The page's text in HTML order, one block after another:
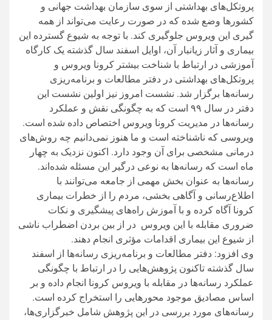
پروتکل‌های بهداشتی از سوی سازمان بهداشت جهانی و
کشورها وضع شده که در صورت رعایت می‌تواند از همه
گیری این ویروس جلوگیری کند. با توجه به شیوع گسترده این
بیماری و آثار زیانبار آن، اوایل اسفند سال گذشته یک کارگاه
آموزشی در ارتباط با شناخت بیشتر کرونا ویروس و
پروتکل‌های بهداشتی در دفتر مطالعات و برنامه‌ریزی
رسانه‌ها برگزار شد. نشست امروز نیز اولین نشست این
دفتر در سال ۹۹ است که به چگونگی نقش و عملکرد
رسانه‌ها در مدیریت کرونا ویروس اختصاص داده شده است.
ویروسی که ناشناخته است و ما هنوز نمی‌دانیم چه روش‌های
درمانی مشخصی برای آن وجود دارد. اکنون نزدیک به چهار
ماه است که رسانه‌ها به نوعی درگیر این مسئله شده‌اند.
رسانه‌ها به عنوان بخش مهمی از جامعه می‌توانند با
اطلاع‌رسانی و آگاهی بخشی، مردم را از خطرات بیماری
کرونا آگاه کرده و با آموزش راه‌های پیشگیری و نکات
ضروری مقابله با این ویروس در از بین بردن اضطراب ناشی
از شیوع این بیماری اقدامات مؤثری انجام دهند.
وی افزود: دفتر مطالعات و برنامه‌ریزی رسانه‌ها از اسفند
سال گذشته تاکنون پژوهش‌هایی را در ارتباط با چگونگی
عملکرد رسانه‌ها در مقابله با ویروس کرونا انجام داده و بر
اساس مصادیق موجود محورهایی را استخراج کرده است.
رسانه‌های مورد بررسی در این پژوهش شامل خبرگزاری‌ها،